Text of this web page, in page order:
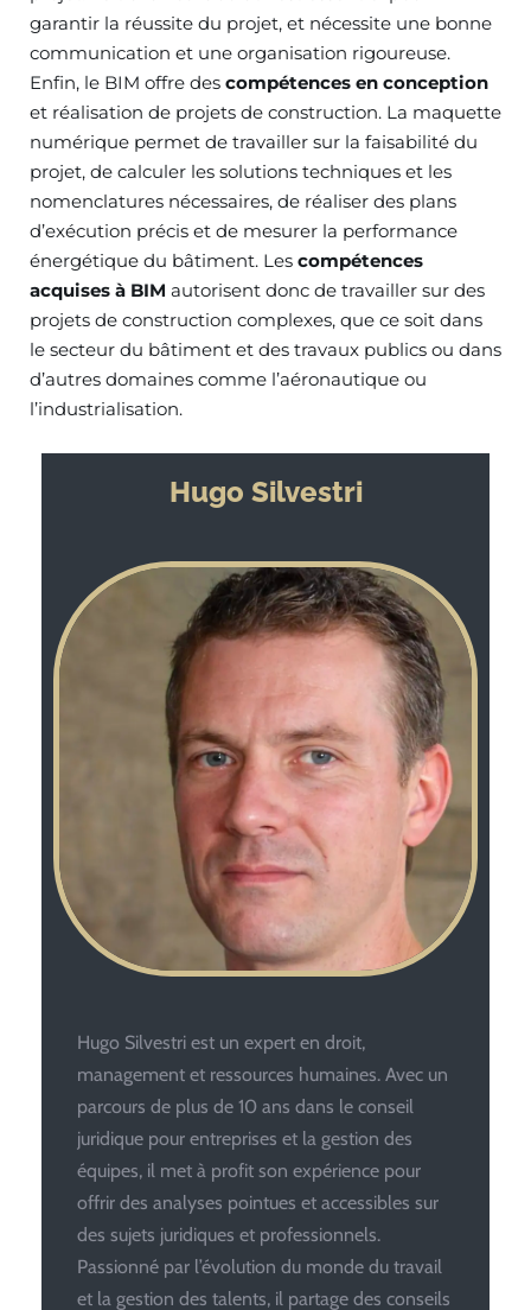
garantir la réussite du projet, et nécessite une bonne
communication et une organisation rigoureuse.
Enfin, le BIM offre des compétences en conception
et réalisation de projets de construction. La maquette
numérique permet de travailler sur la faisabilité du
projet, de calculer les solutions techniques et les
nomenclatures nécessaires, de réaliser des plans
d’exécution précis et de mesurer la performance
énergétique du bâtiment. Les compétences
acquises à BIM autorisent donc de travailler sur des
projets de construction complexes, que ce soit dans
le secteur du bâtiment et des travaux publics ou dans
d’autres domaines comme l’aéronautique ou
l’industrialisation.
Hugo Silvestri
Hugo Silvestri est un expert en droit,
management et ressources humaines. Avec un
parcours de plus de 10 ans dans le conseil
juridique pour entreprises et la gestion des
équipes, il met à profit son expérience pour
offrir des analyses pointues et accessibles sur
des sujets juridiques et professionnels.
Passionné par l’évolution du monde du travail
et la gestion des talents, il partage des conseils